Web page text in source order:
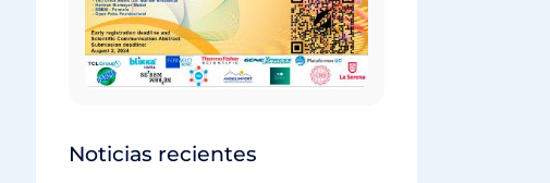
Noticias recientes